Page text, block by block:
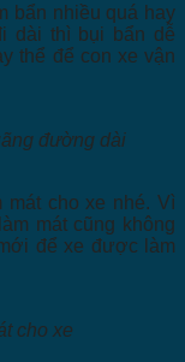
bẩn nhiều quá hay
dài thì bụi bẩn dễ
thể để con xe vận
đường dài
mát cho xe nhé. Vì
mát cũng không
để xe được làm
cho xe